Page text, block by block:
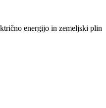
energijo in zemeljski plin